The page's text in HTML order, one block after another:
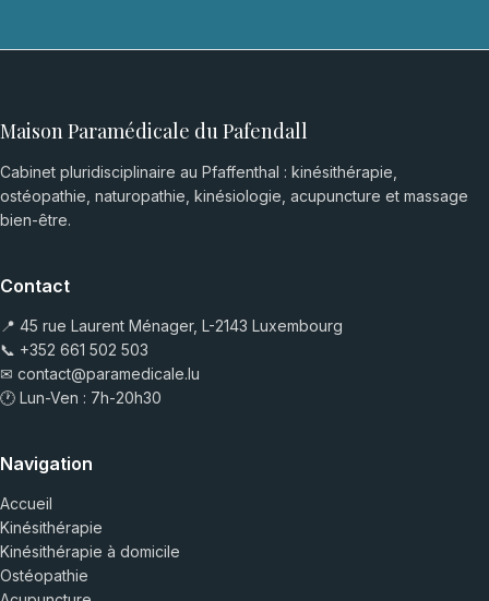
Maison Paramédicale du Pafendall
Cabinet pluridisciplinaire au Pfaffenthal : kinésithérapie,
ostéopathie, naturopathie, kinésiologie, acupuncture et massage
bien-être.
Contact
📍 45 rue Laurent Ménager, L-2143 Luxembourg
📞 +352 661 502 503
✉ contact@paramedicale.lu
🕐 Lun-Ven : 7h-20h30
Navigation
Accueil
Kinésithérapie
Kinésithérapie à domicile
Ostéopathie